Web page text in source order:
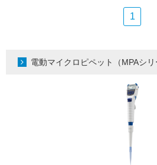
1
電動マイクロピペット（MPAシリ